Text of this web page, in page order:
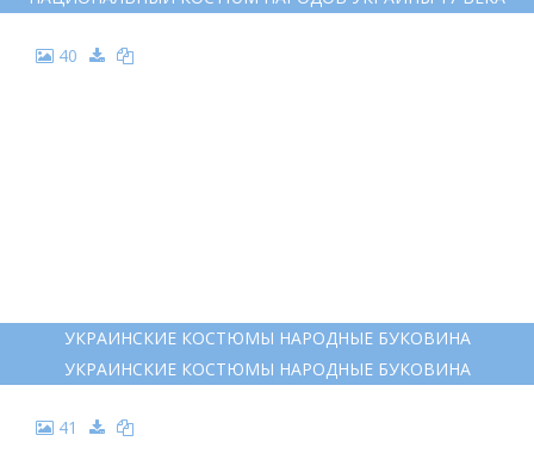
40
УКРАИНСКИЕ КОСТЮМЫ НАРОДНЫЕ БУКОВИНА
УКРАИНСКИЕ КОСТЮМЫ НАРОДНЫЕ БУКОВИНА
41